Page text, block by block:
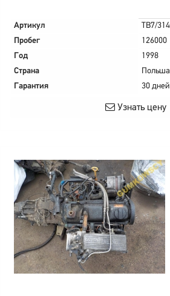
Артикул
TB7/
Пробег
126000
Год
1998
Страна
Польша
Гарантия
30 дней
Узнать цену